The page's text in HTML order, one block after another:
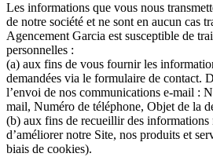
Les informations que vous nous
de notre société et ne sont en aucun cas
Agencement Garcia est susceptible de
personnelles :
(a) aux fins de vous fournir les
demandées via le formulaire de contact.
l’envoi de nos communications e-mail :
mail, Numéro de téléphone, Objet de la
(b) aux fins de recueillir des informations
d’améliorer notre Site, nos produits et
biais de cookies).